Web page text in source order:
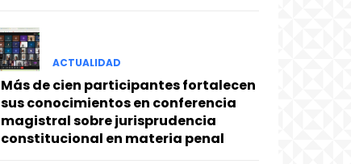
ACTUALIDAD
Más de cien participantes fortalecen
sus conocimientos en conferencia
magistral sobre jurisprudencia
constitucional en materia penal